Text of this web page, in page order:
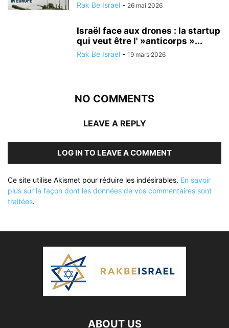
Rak Be Israel - 26 mai 2026
Israël face aux drones : la startup
qui veut être l' »anticorps »...
Rak Be Israel - 19 mars 2026
NO COMMENTS
LEAVE A REPLY
LOG IN TO LEAVE A COMMENT
Ce site utilise Akismet pour réduire les indésirables. En savoir
plus sur la façon dont les données de vos commentaires sont
traitées.
ABOUT US